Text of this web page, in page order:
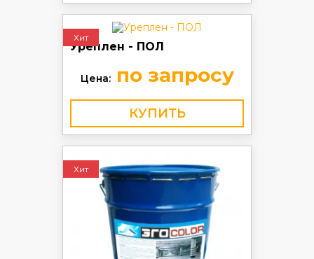
Хит
Уреплен - ПОЛ
Цена:по запросу
КУПИТЬ
Хит